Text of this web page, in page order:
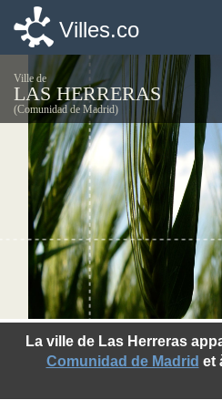
Villes.co
Ville de
LAS HERRERAS
(Comunidad de Madrid)
La ville de Las Herreras
Comunidad de Madrid et
Villes.co